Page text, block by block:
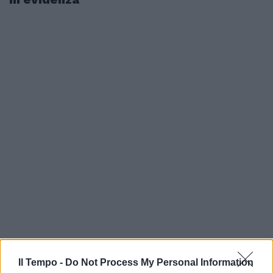
Il Tempo - Do Not Process My Personal Information